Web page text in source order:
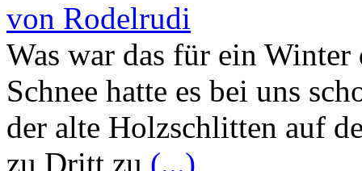
von Rodelrudi
Was war das für ein
Schnee hatte es bei uns
der alte Holzschlitten auf
zu Dritt zu (...)